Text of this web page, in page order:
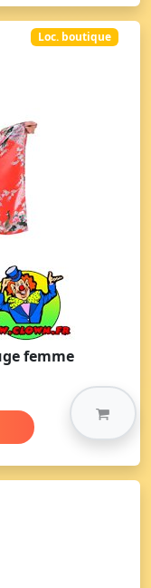
Loc. boutique
femme